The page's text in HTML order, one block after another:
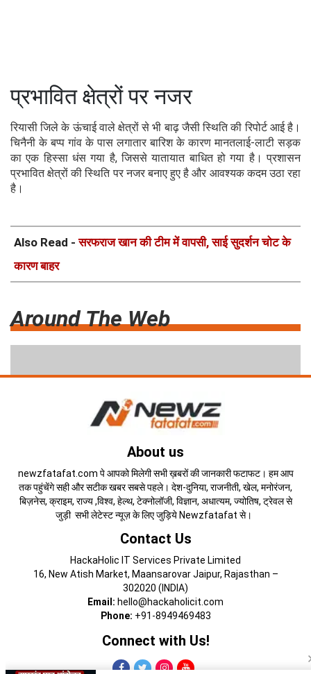
प्रभावित क्षेत्रों पर नजर
रियासी जिले के ऊंचाई वाले क्षेत्रों से भी बाढ़ जैसी स्थिति की रिपोर्ट आई है।
चिनैनी के बप्प गांव के पास लगातार बारिश के कारण मानतलाई-लाटी सड़क
का एक हिस्सा धंस गया है, जिससे यातायात बाधित हो गया है। प्रशासन
प्रभावित क्षेत्रों की स्थिति पर नजर बनाए हुए है और आवश्यक कदम उठा रहा
है।
Also Read -सरफराज खान की टीम में वापसी, साई सुदर्शन चोट के
कारण बाहर
Around The Web
About us
newzfatafat.com पे आपको मिलेगी सभी ख़बरों की जानकारी फटाफट। हम आप
तक पहुंचेंगे सही और सटीक खबर सबसे पहले। देश-दुनिया, राजनीती, खेल, मनोरंजन,
बिज़नेस, क्राइम, राज्य ,विश्व, हेल्थ, टेक्नोलॉजी, विज्ञान, अधात्यम, ज्योतिष, ट्रेवल से
जुड़ी सभी लेटेस्ट न्यूज़ के लिए जुड़िये Newzfatafat से।
Contact Us
HackaHolic IT Services Private Limited
16, New Atish Market, Maansarovar Jaipur, Rajasthan –
302020 (INDIA)
Email: hello@hackaholicit.com
Phone: +91-8949469483
Connect with Us!